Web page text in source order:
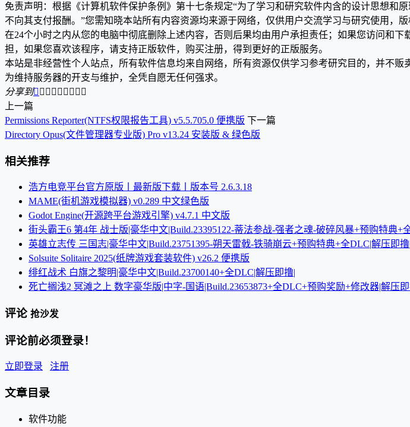
免责声明：根据《计算机软件保护条例》第十七条规定“为了学习和研究软件内含的设计思想和
不向其支付报酬。”您需知晓本站所有内容资源均来源于网络，仅供用户交流学习与研究使用
在24个小时之内从您的电脑中彻底删除上述内容，否则后果均由用户承担责任；如果您访问和
担，如果您喜欢该程序，请支持正版软件，购买注册，得到更好的正版服务。
本站是非经营性个人站点，所有软件信息均来自网络，所有资源仅供学习参考研究目的，并不
为维持服务器的开支与维护，全凭自愿无任何强求。
分享到        
上一篇
Permissions Reporter(NTFS权限报告工具) v5.5.705.0 便携版 下一篇
Directory Opus(文件管理器专业版) Pro v13.24 安装版 & 绿色版
相关推荐
浩方电竞平台官方原版丨最新版下载丨版本号 2.6.3.18
MAME(街机游戏模拟器) v0.289 中文绿色版
Godot Engine(开源跨平台游戏引擎) v4.7.1 中文版
街头霸王6 第4年 战士版|豪华中文|Build.23395122-蒂法参战-强者之魂-破碎风暴+预购特典+
英雄立志传 三国志|豪华中文|Build.23751395-朔天雷戟-铁骑崩云+预购特典+全DLC|解压即撸|
Solsuite Solitaire 2025(纸牌游戏套装软件) v26.2 便携版
绯红战术 白旗之黎明|豪华中文|Build.23700140+全DLC|解压即撸|
死亡搁浅2 冥滩之上 数字豪华版|中字-国语|Build.23653873+全DLC+预购奖励+修改器|解压
评论 抢沙发
评论前必须登录！
立即登录 注册
文章目录
软件功能